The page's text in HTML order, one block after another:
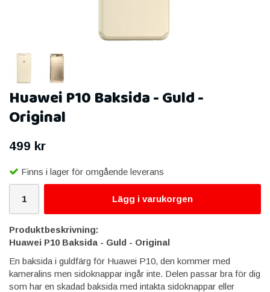
Huawei P10 Baksida - Guld -
Original
499 kr
Finns i lager för omgående leverans
Lägg i varukorgen
Produktbeskrivning:
Huawei P10 Baksida - Guld - Original
En baksida i guldfärg för Huawei P10, den kommer med
kameralins men sidoknappar ingår inte. Delen passar bra för dig
som har en skadad baksida med intakta sidoknappar eller